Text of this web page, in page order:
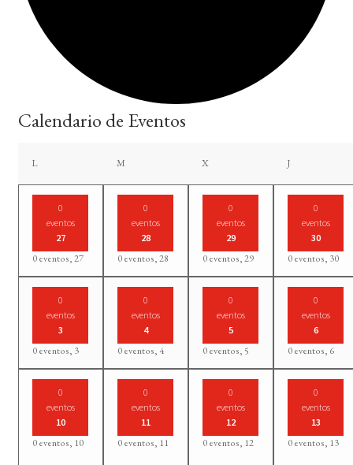
Calendario de Eventos
Llunes Mmartes Xmiércoles Jjueves
0
eventos
27
0 eventos,27
0
eventos
28
0 eventos,28
0
eventos
29
0 eventos,29
0
eventos
30
0 eventos, 30
0
eventos
3
0 eventos, 3
0
eventos
4
0 eventos, 4
0
eventos
5
0 eventos,5
0
eventos
6
0 eventos, 6
0
eventos
10
0 eventos, 10
0
eventos
11
0 eventos, 11
0
eventos
12
0 eventos, 12
0
eventos
13
0 eventos, 13